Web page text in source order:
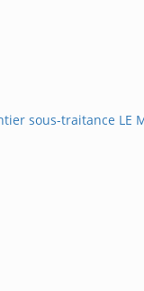
sous-traitance LE